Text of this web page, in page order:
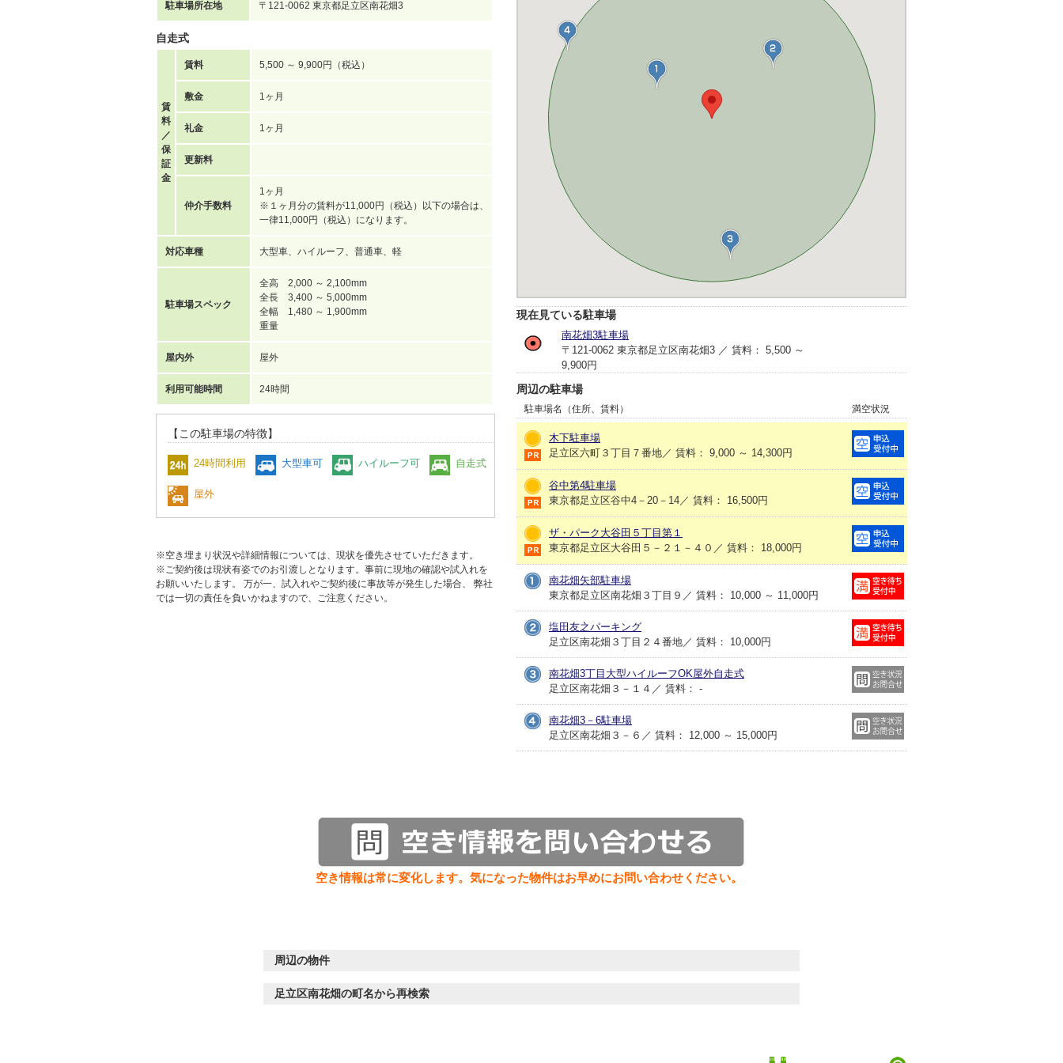
駐車場所在地 〒121-0062 東京都足立区南花畑3
自走式
賃
料
／
保
証
金
賃料 5,500 ～ 9,900円（税込）
敷金 1ヶ月
礼金 1ヶ月
更新料
仲介手数料
1ヶ月
※１ヶ月分の賃料が11,000円（税込）以下の場合は、
一律11,000円（税込）になります。
対応車種 大型車、ハイルーフ、普通車、軽
駐車場スペック
全高 2,000 ～ 2,100mm
全長 3,400 ～ 5,000mm
全幅 1,480 ～ 1,900mm
重量
屋内外 屋外
利用可能時間 24時間
【この駐車場の特徴】
24時間利用 大型車可 ハイルーフ可 自走式
屋外
※空き埋まり状況や詳細情報については、現状を優先させていただきます。
※ご契約後は現状有姿でのお引渡しとなります。事前に現地の確認や試入れを
お願いいたします。 万が一、試入れやご契約後に事故等が発生した場合、 弊社
では一切の責任を負いかねますので、ご注意ください。
現在見ている駐車場
南花畑3駐車場
〒121-0062 東京都足立区南花畑3 ／ 賃料： 5,500 ～
9,900円
周辺の駐車場
駐車場名（住所、賃料） 満空状況
木下駐車場
足立区六町３丁目７番地／ 賃料： 9,000 ～ 14,300円
谷中第4駐車場
東京都足立区谷中4－20－14／ 賃料： 16,500円
ザ・パーク大谷田５丁目第１
東京都足立区大谷田５－２１－４０／ 賃料： 18,000円
南花畑矢部駐車場
東京都足立区南花畑３丁目９／ 賃料： 10,000 ～ 11,000円
塩田友之パーキング
足立区南花畑３丁目２４番地／ 賃料： 10,000円
南花畑3丁目大型ハイルーフOK屋外自走式
足立区南花畑３－１４／ 賃料： -
南花畑3－6駐車場
足立区南花畑３－６／ 賃料： 12,000 ～ 15,000円
空き情報は常に変化します。気になった物件はお早めにお問い合わせください。
周辺の物件
足立区南花畑の町名から再検索